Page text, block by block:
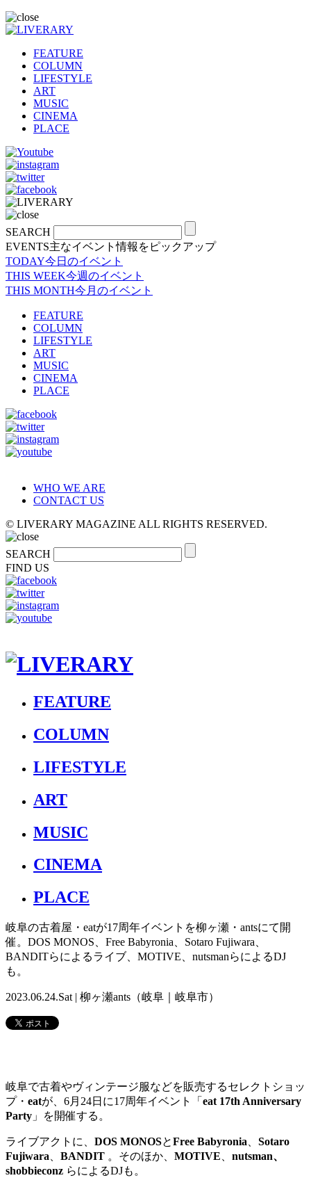
FEATURE
COLUMN
LIFESTYLE
ART
MUSIC
CINEMA
PLACE
SEARCH
EVENTS主なイベント情報をピックアップ
TODAY今日のイベント
THIS WEEK今週のイベント
THIS MONTH今月のイベント
FEATURE
COLUMN
LIFESTYLE
ART
MUSIC
CINEMA
PLACE
WHO WE ARE
CONTACT US
© LIVERARY MAGAZINE ALL RIGHTS RESERVED.
SEARCH
FIND US
FEATURE
COLUMN
LIFESTYLE
ART
MUSIC
CINEMA
PLACE
岐阜の古着屋・eatが17周年イベントを柳ヶ瀬・antsにて開
催。DOS MONOS、Free Babyronia、Sotaro Fujiwara、
BANDITらによるライブ、MOTIVE、nutsmanらによるDJ
も。
2023.06.24.Sat | 柳ヶ瀬ants（岐阜｜岐阜市）
岐阜で古着やヴィンテージ服などを販売するセレクトショッ
プ・ eatが、6月24日に17周年イベント「 eat 17th Anniversary
Party 」を開催する。
ライブアクトに、 DOS MONOSとFree Babyronia
Sotaro
Fujiwara
BANDIT 。そのほか、 MOTIVE
nutsman、
shobbieconz らによるDJも。